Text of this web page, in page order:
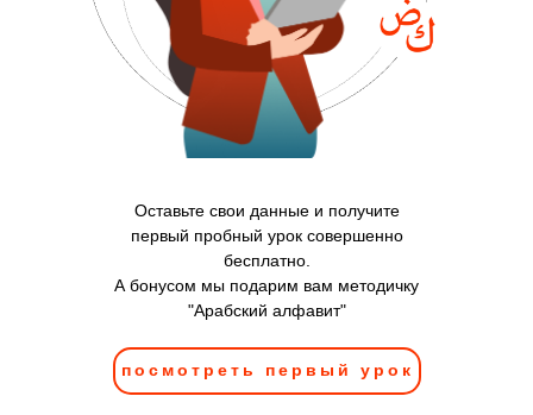
посмотреть первый урок
Оставьте свои данные и получите
первый пробный урок совершенно
бесплатно.
А бонусом мы подарим вам методичку
"Арабский алфавит"